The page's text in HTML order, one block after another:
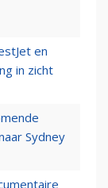
en
in zicht
Sydney